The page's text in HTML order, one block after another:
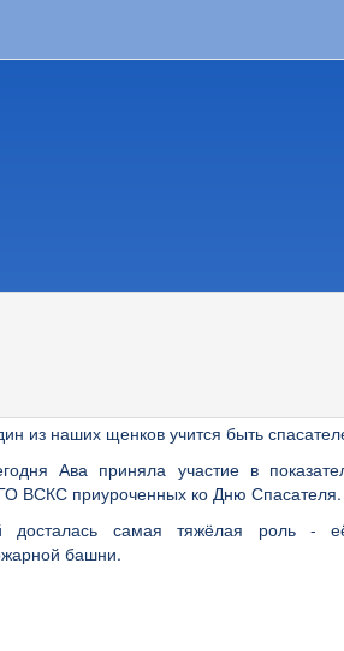
из наших щенков учится быть
Ава приняла участие в
ВСКС приуроченных ко Дню Спасателя.
досталась самая тяжёлая роль -
башни.